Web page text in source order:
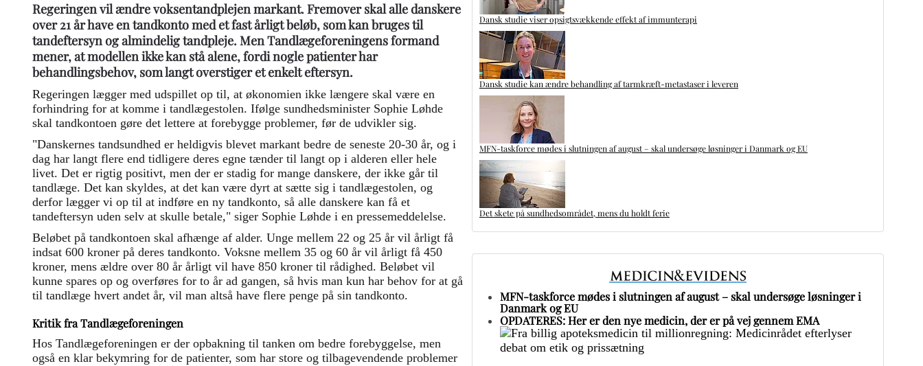
Regeringen vil ændre voksentandplejen markant. Fremover skal alle danskere
over 21 år have en tandkonto med et fast årligt beløb, som kan bruges til
tandeftersyn og almindelig tandpleje. Men Tandlægeforeningens formand
mener, at modellen ikke kan stå alene, fordi nogle patienter har
behandlingsbehov, som langt overstiger et enkelt eftersyn.
Regeringen lægger med udspillet op til, at økonomien ikke længere skal være en
forhindring for at komme i tandlægestolen. Ifølge sundhedsminister Sophie Løhde
skal tandkontoen gøre det lettere at forebygge problemer, før de udvikler sig.
"Danskernes tandsundhed er heldigvis blevet markant bedre de seneste 20-30 år, og i
dag har langt flere end tidligere deres egne tænder til langt op i alderen eller hele
livet. Det er rigtig positivt, men der er stadig for mange danskere, der ikke går til
tandlæge. Det kan skyldes, at det kan være dyrt at sætte sig i tandlægestolen, og
derfor lægger vi op til at indføre en ny tandkonto, så alle danskere kan få et
tandeftersyn uden selv at skulle betale," siger Sophie Løhde i en pressemeddelelse.
Beløbet på tandkontoen skal afhænge af alder. Unge mellem 22 og 25 år vil årligt få
indsat 600 kroner på deres tandkonto. Voksne mellem 35 og 60 år vil årligt få 450
kroner, mens ældre over 80 år årligt vil have 850 kroner til rådighed. Beløbet vil
kunne spares op og overføres for to år ad gangen, så hvis man kun har behov for at gå
til tandlæge hvert andet år, vil man altså have flere penge på sin tandkonto.
Kritik fra Tandlægeforeningen
Hos Tandlægeforeningen er der opbakning til tanken om bedre forebyggelse, men
også en klar bekymring for de patienter, som har store og tilbagevendende problemer
Dansk studie viser opsigtsvækkende effekt af immunterapi
Dansk studie kan ændre behandling af tarmkræft-metastaser i leveren
MFN-taskforce mødes i slutningen af august – skal undersøge løsninger i Danmark og EU
Det skete på sundhedsområdet, mens du holdt ferie
MFN-taskforce mødes i slutningen af august – skal undersøge løsninger i
Danmark og EU
OPDATERES: Her er den nye medicin, der er på vej gennem EMA